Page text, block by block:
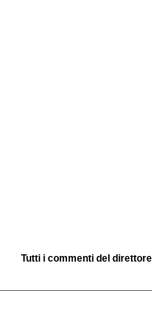
Tutti i commenti del direttore